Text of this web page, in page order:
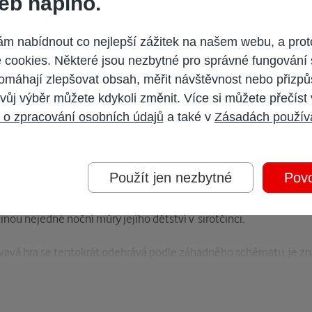
tragédií. Speciální agentka FBI Nina Guerrerová a
o poznání děsivější. Existuje snad pojítko mezi touto
dál?
narazí na stopu sériového vraha natolik zákeřného, že jeho
vnímá v osobní rovině: s každým místem činu v ní znovu
nejedné noční můry jejího dětství v sirotčinci.
hra se tentokrát odehrává podle záhadného schématu, je
směrem se Nina ocitá mnohem blíž vlastní
nabídnout co nejlepší zážitek na našem webu, a
cookies. Některé jsou nezbytné pro správné fungování
zlepšovat obsah, měřit návštěvnost nebo
výběr můžete kdykoli změnit. Více si můžete přečíst
o zpracování osobních údajů a také v Zásadách
Použít jen nezbytné